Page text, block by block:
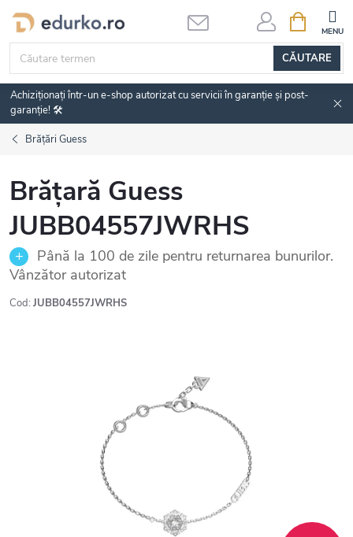
Treci
conținut
CĂUTARE
DE
Achiziționați într-un e-shop autorizat cu servicii în garanție și post-
garanție! 🛠️
Brățări Guess
Brățară Guess
JUBB04557JWRHS
Până la 100 de zile pentru returnarea bunurilor.
Vânzător autorizat
Cod: JUBB04557JWRHS